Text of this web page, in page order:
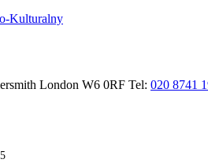
London W6 0RF Tel: 020 8741